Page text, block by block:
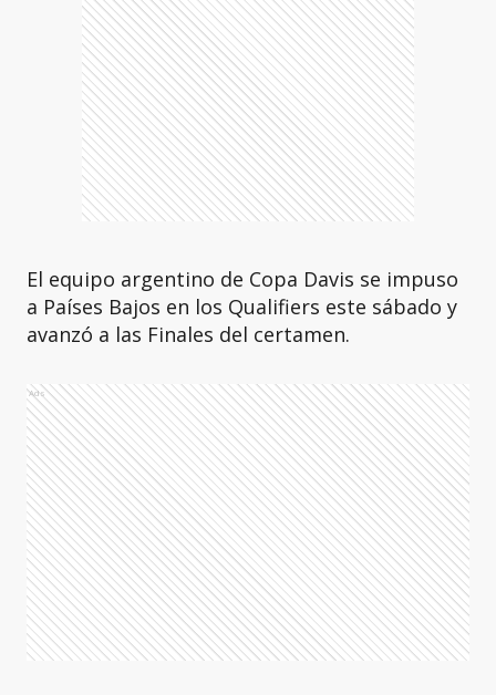
El equipo argentino de Copa Davis se impuso
a Países Bajos en los Qualifiers este sábado y
avanzó a las Finales del certamen.
Ads